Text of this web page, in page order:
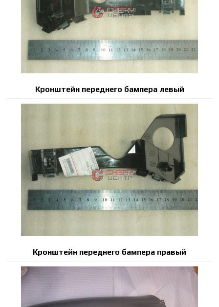
Кронштейн переднего бампера левый
Кронштейн переднего бампера правый